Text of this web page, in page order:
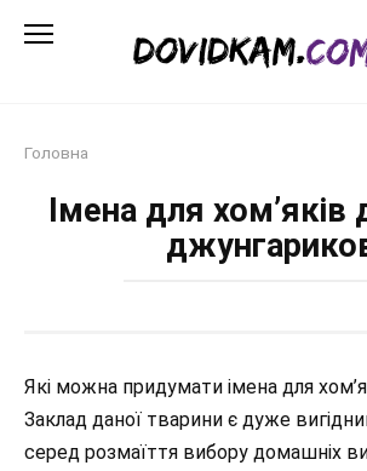
Головна
Імена для хом’яків
Які можна придумати імена для
Заклад даної тварини є дуже
серед розмаїття вибору домашніх